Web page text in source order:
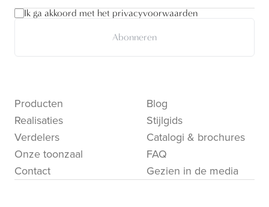
Ik ga akkoord met het privacyvoorwaarden
Abonneren
Producten
Realisaties
Verdelers
Onze toonzaal
Contact
Blog
Stijlgids
Catalogi & brochures
FAQ
Gezien in de media